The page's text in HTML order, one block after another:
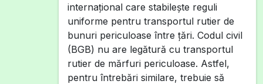
internațional care stabilește reguli
uniforme pentru transportul rutier de
bunuri periculoase între țări. Codul civil
(BGB) nu are legătură cu transportul
rutier de mărfuri periculoase. Astfel,
pentru întrebări similare, trebuie să